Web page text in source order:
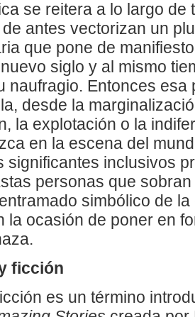
se reitera a lo largo de
antes vectorizan un
que pone de
siglo y al mismo
naufragio. Entonces esa
desde la
la explotación o la
en la escena del
significantes inclusivos
personas que
simbólico de
la ocasión de poner en
ficción
es un término